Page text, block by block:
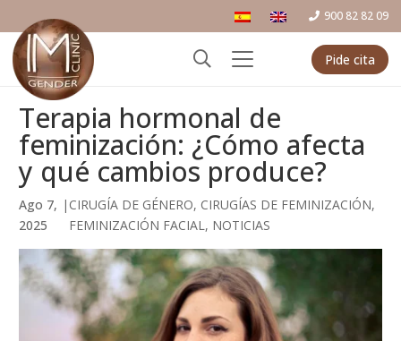
900 82 82 09
Pide cita
Terapia hormonal de
feminización: ¿Cómo afecta
y qué cambios produce?
Ago 7,
2025
| CIRUGÍA DE GÉNERO, CIRUGÍAS DE FEMINIZACIÓN,
FEMINIZACIÓN FACIAL, NOTICIAS